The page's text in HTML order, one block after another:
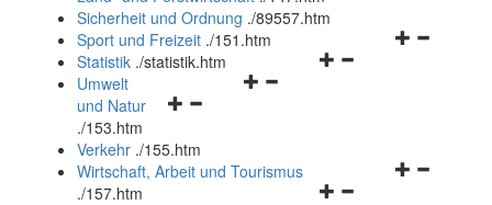
schließen
Sicherheit und Ordnung ./89557.htm
Navigationsmenü
Sport und Freizeit ./151.htm
Navigationsmenü
Statistik ./statistik.htm
Navigationsmenü
und
schließen
Umwelt
und Natur
./153.htm
Verkehr ./155.htm
Navigationsmenü
Wirtschaft, Arbeit und Tourismus
./157.htm